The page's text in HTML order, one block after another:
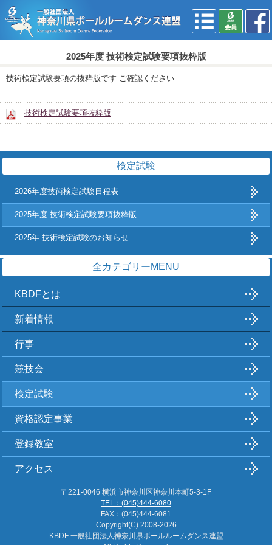
2025年度 技術検定試験要項抜粋版
技術検定試験要項の抜粋版です ご確認ください
技術検定試験要項抜粋版
検定試験
2026年度技術検定試験日程表
2025年度 技術検定試験要項抜粋版
2025年 技術検定試験のお知らせ
全カテゴリーMENU
KBDFとは
新着情報
行事
競技会
検定試験
資格認定事業
登録教室
アクセス
〒221-0046 横浜市神奈川区神奈川本町5-3-1F
TEL：(045)444-6080
FAX：(045)444-6081
Copyright(C) 2008-2026
KBDF 一般社団法人神奈川県ボールルームダンス連盟